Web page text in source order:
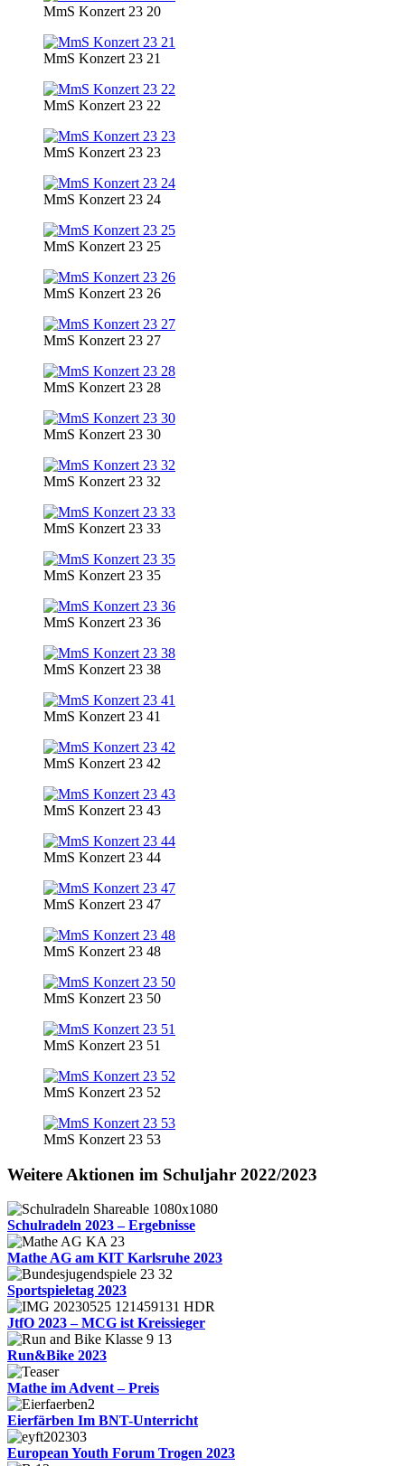
MmS Konzert 23 20
MmS Konzert 23 21
MmS Konzert 23 22
MmS Konzert 23 23
MmS Konzert 23 24
MmS Konzert 23 25
MmS Konzert 23 26
MmS Konzert 23 27
MmS Konzert 23 28
MmS Konzert 23 30
MmS Konzert 23 32
MmS Konzert 23 33
MmS Konzert 23 35
MmS Konzert 23 36
MmS Konzert 23 38
MmS Konzert 23 41
MmS Konzert 23 42
MmS Konzert 23 43
MmS Konzert 23 44
MmS Konzert 23 47
MmS Konzert 23 48
MmS Konzert 23 50
MmS Konzert 23 51
MmS Konzert 23 52
MmS Konzert 23 53
Weitere Aktionen im Schuljahr 2022/2023
Schulradeln 2023 – Ergebnisse
Mathe AG am KIT Karlsruhe 2023
Sportspieletag 2023
JtfO 2023 – MCG ist Kreissieger
Run&Bike 2023
Mathe im Advent – Preis
Eierfärben Im BNT-Unterricht
European Youth Forum Trogen 2023